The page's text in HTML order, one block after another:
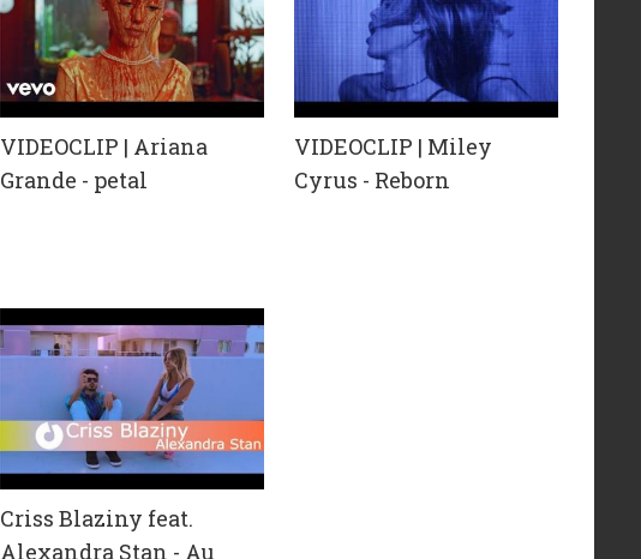
VIDEOCLIP | Ariana
Grande - petal
VIDEOCLIP | Miley
Cyrus - Reborn
Criss Blaziny feat.
Alexandra Stan - Au